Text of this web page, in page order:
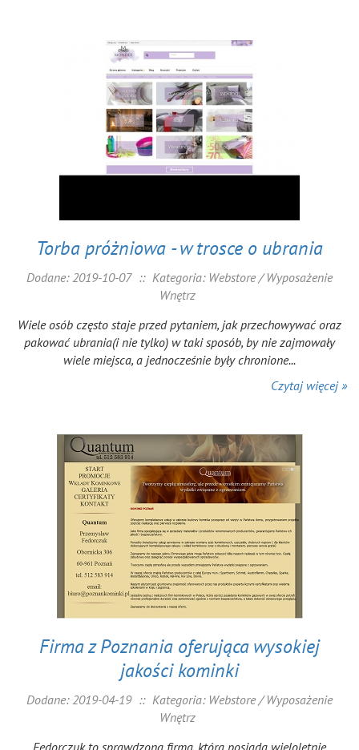
Torba próżniowa - w trosce o ubrania
Dodane: 2019-10-07 :: Kategoria: Webstore / Wyposażenie
Wnętrz
Wiele osób często staje przed pytaniem, jak przechowywać oraz
pakować ubrania(i nie tylko) w taki sposób, by nie zajmowały
wiele miejsca, a jednocześnie były chronione...
Czytaj więcej »
Firma z Poznania oferująca wysokiej
jakości kominki
Dodane: 2019-04-19 :: Kategoria: Webstore / Wyposażenie
Wnętrz
Fedorczuk to sprawdzona firma, która posiada wieloletnie